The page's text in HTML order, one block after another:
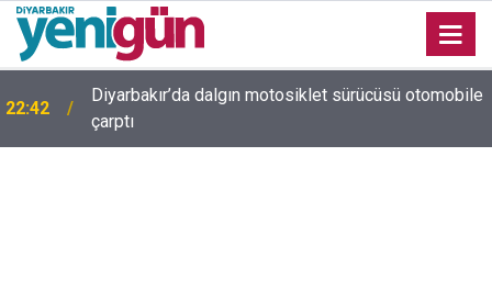
Diyarbakır’da dalgın motosiklet sürücüsü otomobile
çarptı
22:37
Diyarbakır trafiğinde şaşırtan görüntü: Dönüp dönüp
baktılar